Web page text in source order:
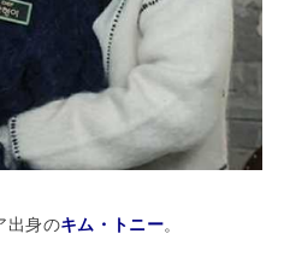
出身のキム・トニー。